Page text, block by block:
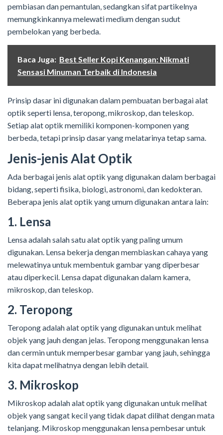
pembiasan dan pemantulan, sedangkan sifat partikelnya
memungkinkannya melewati medium dengan sudut
pembelokan yang berbeda.
Baca Juga: Best Seller Kopi Kenangan: Nikmati
Sensasi Minuman Terbaik di Indonesia
Prinsip dasar ini digunakan dalam pembuatan berbagai alat
optik seperti lensa, teropong, mikroskop, dan teleskop.
Setiap alat optik memiliki komponen-komponen yang
berbeda, tetapi prinsip dasar yang melatarinya tetap sama.
Jenis-jenis Alat Optik
Ada berbagai jenis alat optik yang digunakan dalam berbagai
bidang, seperti fisika, biologi, astronomi, dan kedokteran.
Beberapa jenis alat optik yang umum digunakan antara lain:
1. Lensa
Lensa adalah salah satu alat optik yang paling umum
digunakan. Lensa bekerja dengan membiaskan cahaya yang
melewatinya untuk membentuk gambar yang diperbesar
atau diperkecil. Lensa dapat digunakan dalam kamera,
mikroskop, dan teleskop.
2. Teropong
Teropong adalah alat optik yang digunakan untuk melihat
objek yang jauh dengan jelas. Teropong menggunakan lensa
dan cermin untuk memperbesar gambar yang jauh, sehingga
kita dapat melihatnya dengan lebih detail.
3. Mikroskop
Mikroskop adalah alat optik yang digunakan untuk melihat
objek yang sangat kecil yang tidak dapat dilihat dengan mata
telanjang. Mikroskop menggunakan lensa pembesar untuk